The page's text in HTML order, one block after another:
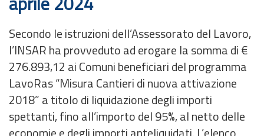
Secondo le istruzioni dell’Assessorato del Lavoro,
l’INSAR ha provveduto ad erogare la somma di €
276.893,12 ai Comuni beneficiari del programma
LavoRas “Misura Cantieri di nuova attivazione
2018” a titolo di liquidazione degli importi
spettanti, fino all’importo del 95%, al netto delle